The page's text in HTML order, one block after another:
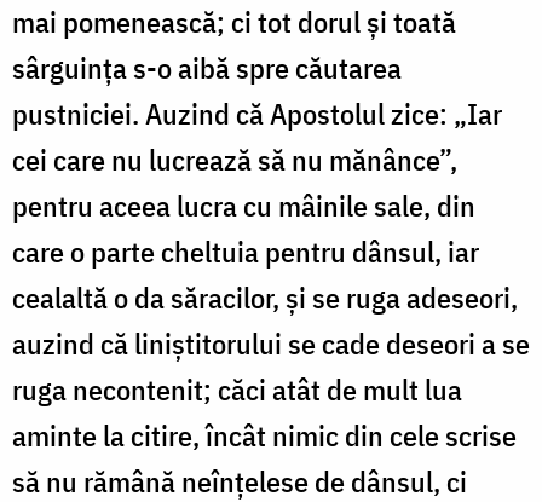
mai pomenească; ci tot dorul și toată
sârguința s-o aibă spre cău­tarea
pustniciei. Au­zind că Apostolul zice: „Iar
cei care nu lu­crea­ză să nu mănânce”,
pentru aceea lucra cu mâi­nile sale, din
care o parte cheltuia pentru dânsul, iar
cea­laltă o da să­ra­cilor, și se ruga adeseori,
auzind că liniș­ti­to­rului se cade deseori a se
ruga necontenit; căci atât de mult lua
aminte la citire, încât nimic din cele scrise
să nu ră­mână neînțelese de dânsul, ci